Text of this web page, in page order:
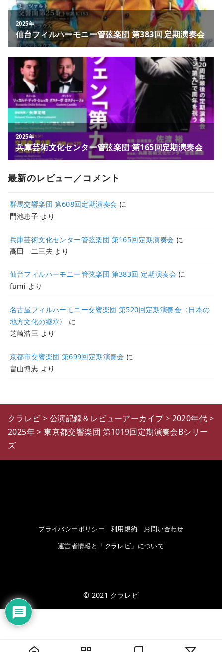
最新のレビュー／コメント
群馬交響楽団 第608回定期演奏会 に
門池恵子 より
兵庫芸術文化センター管弦楽団 第165回定期演奏会 に
高田 二三夫 より
仙台フィルハーモニー管弦楽団 第383回 定期演奏会 に
fumi より
名古屋フィルハーモニー交響楽団 第520回定期演奏会〈日本の
地方文化の継承〉
に
芝崎浩三 より
京都市交響楽団 第699回定期演奏会 に
畠山博志 より
クラレビ > 公演記録＆レビューアーカイブ > 2020年代>
2025年>東京都交響楽団 第1019回定期演奏会Bシリー
ズ
プライバシーポリシー 利用規約
お問い合わせ
運営者情報と「クラレビ」について
© 2021 クラレビ